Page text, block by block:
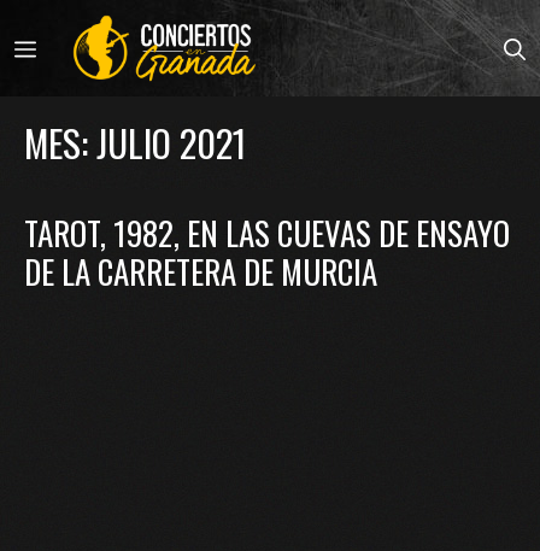
al
contenido
MENÚ
MES:JULIO 2021
TAROT, 1982, EN LAS CUEVAS DE ENSAYO
DE LA CARRETERA DE MURCIA